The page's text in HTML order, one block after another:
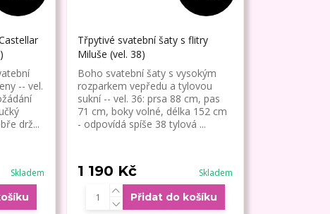
-- vel.
drž...
Skladem
Třpytivé svatební šaty s flitry
Miluše (vel. 38)
Boho svatební šaty s vysokým
rozparkem vepředu a tylovou
sukní -- vel. 36: prsa 88 cm, pas
71 cm, boky volné, délka 152 cm
- odpovídá spíše 38 tylová ...
1 190 Kč Skladem
Přidat do košíku